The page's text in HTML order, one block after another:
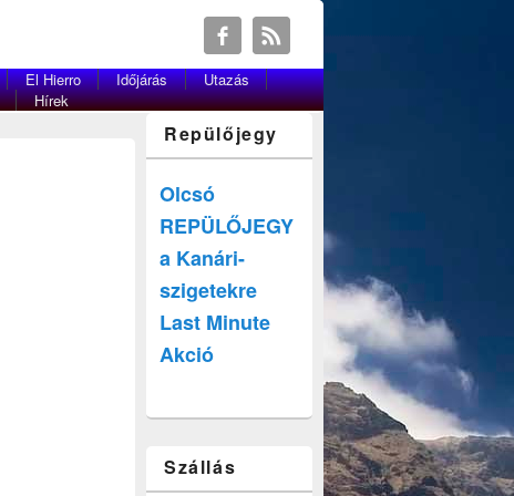
El Hierro Időjárás
Utazás
Hírek
Repülőjegy
Olcsó
REPÜLŐJEGY
a Kanári-
szigetekre
Last Minute
Akció
Szállás